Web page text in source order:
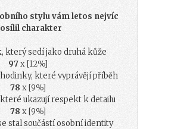
stylu vám letos nejvíc
charakter
který sedí jako druhá kůže
97x [12%]
které vyprávějí příběh
78 x [9%]
ukazují respekt k detailu
78 x [9%]
stal součástí osobní identity